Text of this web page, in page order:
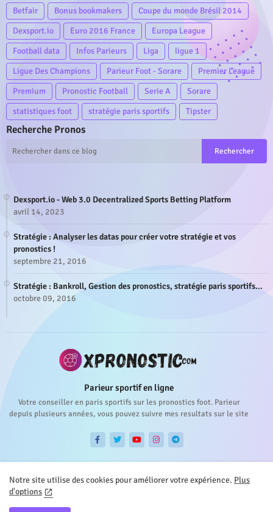
Betfair Bonus bookmakers
Coupe du monde Brésil 2014
Dexsport.io
Euro 2016 France
Europa League
Football data
Infos Parieurs Liga
ligue 1
Ligue Des Champions
Parieur Foot - Sorare
Premier League
Premium
Pronostic Football Serie A
Sorare
statistiques foot
stratégie paris sportifs Tipster
Recherche Pronos
Dexsport.io - Web 3.0 Decentralized Sports Betting Platform
avril 14, 2023
Stratégie : Analyser les datas pour créer votre stratégie et vos
pronostics !
septembre 21, 2016
Stratégie : Bankroll, Gestion des pronostics, stratégie paris sportifs...
octobre 09, 2016
Parieur sportif en ligne
Votre conseiller en paris sportifs sur les pronostics foot. Parieur
depuis plusieurs années, vous pouvez suivre mes resultats sur le site
Accueil
Notre site utilise des cookies pour améliorer votre expérience. Plus
d'options